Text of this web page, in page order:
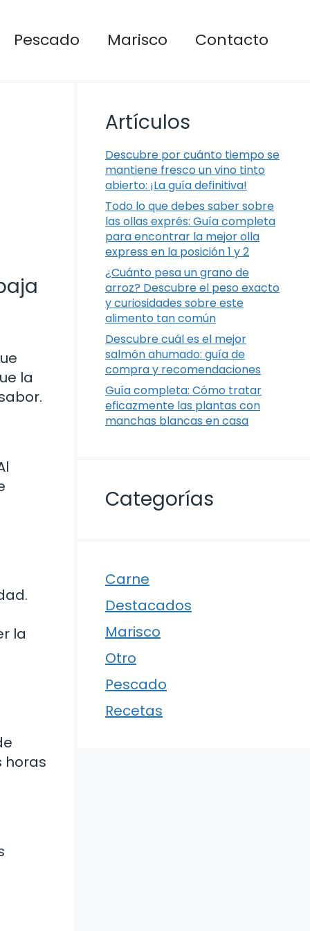
Pescado Marisco Contacto
la
la
horas
Artículos
Descubre por cuánto tiempo se
mantiene fresco un vino tinto
abierto: ¡La guía definitiva!
Todo lo que debes saber sobre
las ollas exprés: Guía completa
para encontrar la mejor olla
express en la posición 1 y 2
¿Cuánto pesa un grano de
arroz? Descubre el peso exacto
y curiosidades sobre este
alimento tan común
Descubre cuál es el mejor
salmón ahumado: guía de
compra y recomendaciones
Guía completa: Cómo tratar
eficazmente las plantas con
manchas blancas en casa
Categorías
Carne
Destacados
Marisco
Otro
Pescado
Recetas